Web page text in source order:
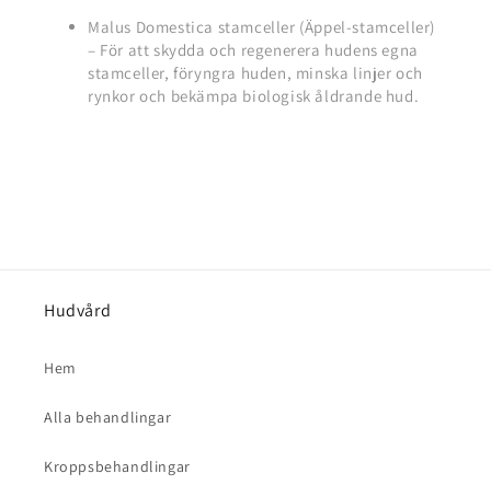
Malus Domestica stamceller (Äppel-stamceller)
– För att skydda och regenerera hudens egna
stamceller, föryngra huden, minska linjer och
rynkor och bekämpa biologisk åldrande hud.
Hudvård
Hem
Alla behandlingar
Kroppsbehandlingar